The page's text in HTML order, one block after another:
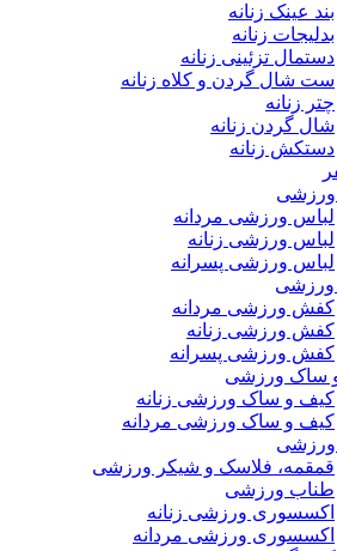
بند عینک زنانه
بدلیجات زنانه
دستمال تزئینی زنانه
ست شال گردن و کلاه زنانه
چتر زنانه
شال گردن زنانه
دستکش زنانه
ورزشی
لباس ورزشی مردانه
لباس ورزشی زنانه
لباس ورزشی پسرانه
کفش ورزشی مردانه
کفش ورزشی زنانه
کفش ورزشی پسرانه
ساک ورزشی
کیف و ساک ورزشی زنانه
کیف و ساک ورزشی مردانه
ورزشی
قمقمه، فلاسک و شیکر ورزشی
طناب ورزشی
اکسسوری ورزشی زنانه
اکسسوری ورزشی مردانه